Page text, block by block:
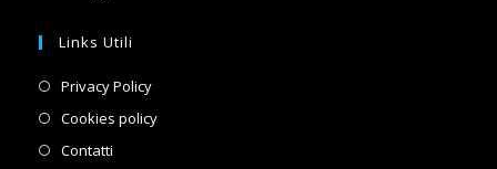
Links Utili
Privacy PolicyOpens
in
Cookies policyOpens
Contatti